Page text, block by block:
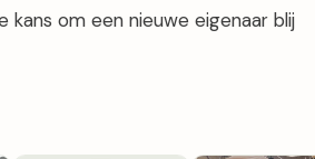
kans om een nieuwe eigenaar blij